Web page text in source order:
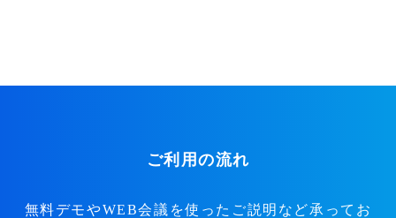
ご利用の流れ
無料デモやWEB会議を使ったご説明など承ってお